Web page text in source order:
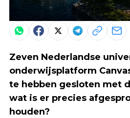
Zeven Nederlandse
onderwijsplatform
te hebben gesloten met
wat is er precies
houden?